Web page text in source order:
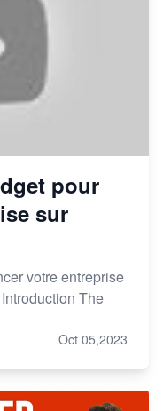
pour
sur
votre entreprise
The
Oct 05,2023